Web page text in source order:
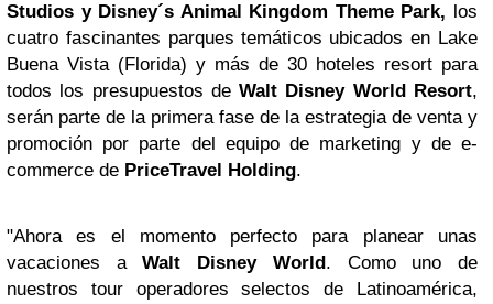
Studios y Disney´s Animal Kingdom Theme Park, los
cuatro fascinantes parques temáticos ubicados en Lake
Buena Vista (Florida) y más de 30 hoteles resort para
todos los presupuestos deWalt Disney World Resort,
serán parte de la primera fase de la estrategia de venta y
promoción por parte del equipo de marketing y de e-
commerce de PriceTravel Holding.
"Ahora es el momento perfecto para planear unas
vacaciones aWalt Disney World. Como uno de
nuestros tour operadores selectos de Latinoamérica,